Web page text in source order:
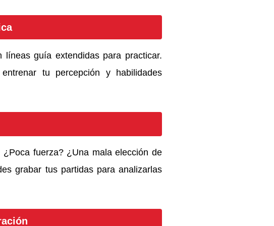
guía extendidas para practicar.
tu percepción y habilidades
fuerza? ¿Una mala elección de
grabar tus partidas para analizarlas